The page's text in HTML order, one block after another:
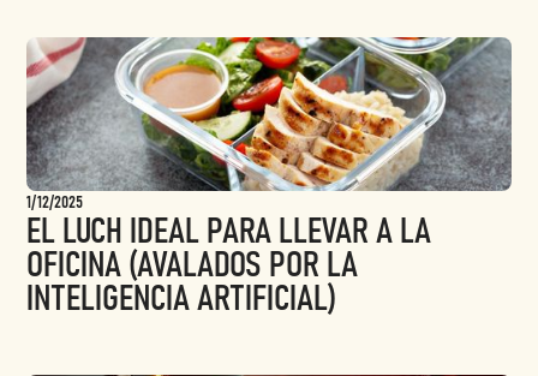
1/12/2025
EL LUCH IDEAL PARA LLEVAR A LA
OFICINA (AVALADOS POR LA
INTELIGENCIA ARTIFICIAL)